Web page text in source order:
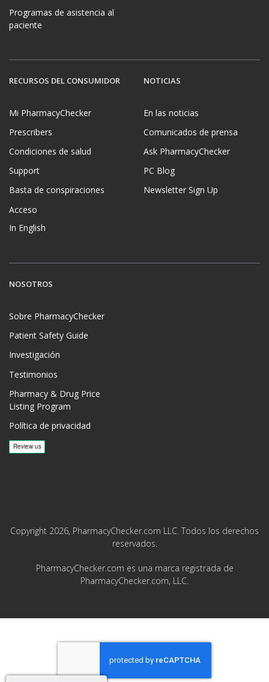
Programas de asistencia al
paciente
RECURSOS DEL CONSUMIDOR
Mi PharmacyChecker
Prescribers
Condiciones de salud
Support
Basta de conspiraciones
Acceso
In English
NOTICIAS
En las noticias
Comunicados de prensa
Ask PharmacyChecker
PC Blog
Newsletter Sign Up
NOSOTROS
Sobre PharmacyChecker
Patient Safety Guide
Investigación
Testimonios
Pharmacy & Drug Price
Listing Program
Política de privacidad
Copyright 2026, PharmacyChecker.com LLC. Todos los derechos
reservados.
PharmacyChecker.com es una marca registrada de
PharmacyChecker.com, LLC.